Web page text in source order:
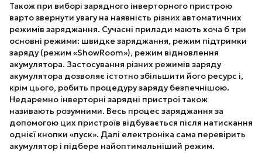
Також при виборі зарядного інверторного пристрою
варто звернути увагу на наявність різних автоматичних
режимів заряджання. Сучасні прилади мають хоча б три
основні режими: швидке заряджання, режим підтримки
заряду (режим «ShowRoom»), режим відновлення
акумулятора. Застосування різних режимів заряду
акумулятора дозволяє істотно збільшити його ресурс і,
крім цього, робить процедуру заряду безпечнішою.
Недаремно інверторні зарядні пристрої також
називають розумними. Весь процес заряджання за
допомогою цих пристроїв відбувається після натискання
однієї кнопки «пуск». Далі електроніка сама перевірить
акумулятор і підбере найоптимальніший режим.